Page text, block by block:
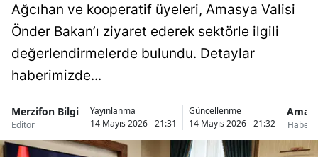
Ağcıhan ve kooperatif üyeleri, Amasya Valisi
Önder Bakan’ı ziyaret ederek sektörle ilgili
değerlendirmelerde bulundu. Detaylar
haberimizde...
Merzifon Bilgi
Editör
Yayınlanma
14 Mayıs 2026 - 21:31
Güncellenme
14 Mayıs 2026 - 21:32